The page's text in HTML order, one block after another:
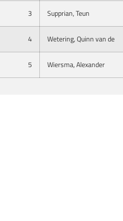
3 Supprian, Teun
4 Wetering, Quinn van de
5 Wiersma, Alexander